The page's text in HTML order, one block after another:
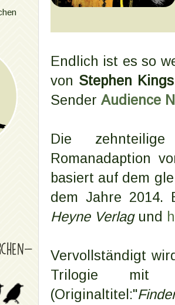
Endlich ist es so
von Stephen
Sender Audience
Die
Romanadaption
basiert auf dem
dem Jahre 2014.
Heyne Verlag und
Vervollständigt
Trilogie mit
(Originaltitel:"